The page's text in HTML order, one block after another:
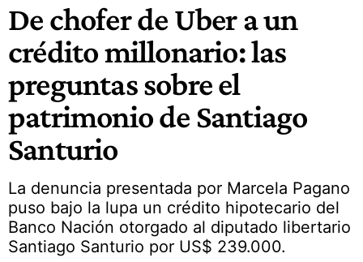
De chofer de Uber a un
crédito millonario: las
preguntas sobre el
patrimonio de Santiago
Santurio
La denuncia presentada por Marcela Pagano
puso bajo la lupa un crédito hipotecario del
Banco Nación otorgado al diputado libertario
Santiago Santurio por US$ 239.000.